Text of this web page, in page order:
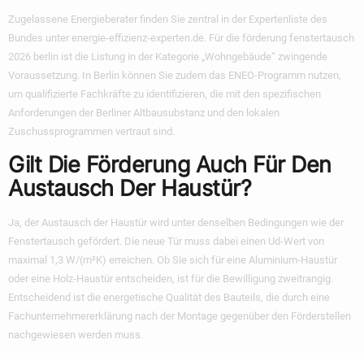
Zugelassene Energieberater finden Sie zentral in der Expertenliste des
Bundes unter energie-effizienz-experten.de. Für die förderung fenstertausch
2026 berlin ist die Listung in der Kategorie „Wohngebäude“ zwingende
Voraussetzung. In Berlin können Sie zudem das ENEO-Programm nutzen,
um qualifizierte Fachkräfte zu identifizieren, die mit den spezifischen
Anforderungen der Berliner Altbausubstanz und den lokalen
Zuschussprogrammen vertraut sind.
Gilt Die Förderung Auch Für Den
Austausch Der Haustür?
Ja, der Austausch der Haustür wird unter denselben Bedingungen wie der
Fenstertausch gefördert. Die neue Tür muss dabei einen Ud-Wert von
maximal 1,3 W/(m²K) erreichen. Ob Sie sich für eine Aluminium-Haustür
oder eine Holz-Haustür entscheiden, ist für die Bewilligung zweitrangig.
Entscheidend ist die energetische Qualität des Bauteils, die durch eine
Fachunternehmererklärung nach der Montage gegenüber den Förderstellen
nachgewiesen werden muss.